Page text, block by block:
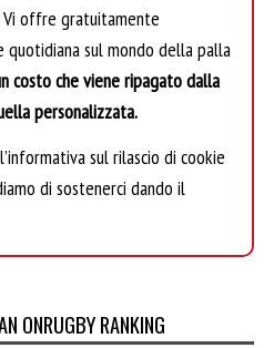
Vi offre gratuitamente
quotidiana sul mondo della palla
costo che viene ripagato dalla
personalizzata.
sul rilascio di cookie
di sostenerci dando il
ONRUGBY RANKING